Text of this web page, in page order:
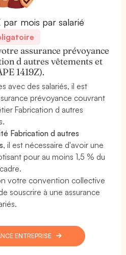
mois par salarié
assurance prévoyance
d autres vêtements et
1419Z).
avec des salariés, il est
prévoyance couvrant
Fabrication d autres
Fabrication d autres
, il est nécessaire d'avoir une
pour au moins 1,5 % du
votre convention collective
souscrire à une assurance
ENTREPRISE